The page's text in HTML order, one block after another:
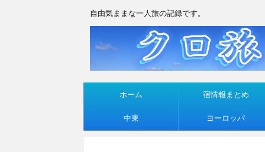
自由気ままな一人旅の記録です。
ホーム 宿情報まとめ
中東 ヨーロッパ